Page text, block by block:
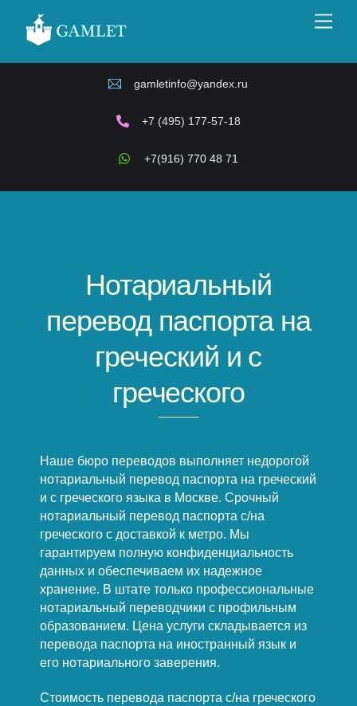
content
gamletinfo@yandex.ru
+7 (495) 177-57-18
+7(916) 770 48 71
Нотариальный
перевод паспорта на
греческий и с
греческого
Наше бюро переводов выполняет недорогой
нотариальный перевод паспорта на греческий
и с греческого языка в Москве. Срочный
нотариальный перевод паспорта с/на
греческого с доставкой к метро. Мы
гарантируем полную конфиденциальность
данных и обеспечиваем их надежное
хранение. В штате только профессиональные
нотариальный переводчики с профильным
образованием. Цена услуги складывается из
перевода паспорта на иностранный язык и
его нотариального заверения.
Стоимость перевода паспорта с/на греческого